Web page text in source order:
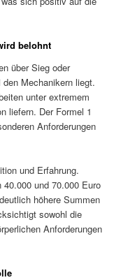
belohnt
über Sieg oder
Mechanikern liegt.
unter extremem
liefern. Der Formel 1
Anforderungen
und Erfahrung.
und 70.000 Euro
höhere Summen
sowohl die
Anforderungen